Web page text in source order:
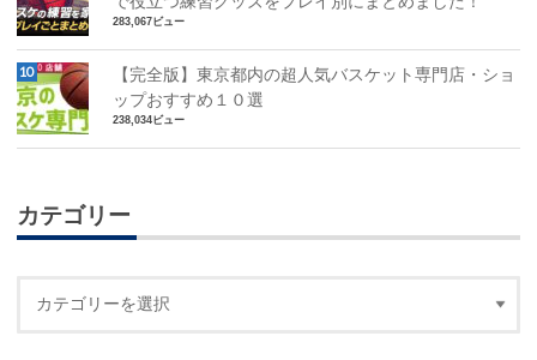
283,067ビュー
【完全版】東京都内の超人気バスケット専門店・ショ
ップおすすめ１０選
238,034ビュー
カテゴリー